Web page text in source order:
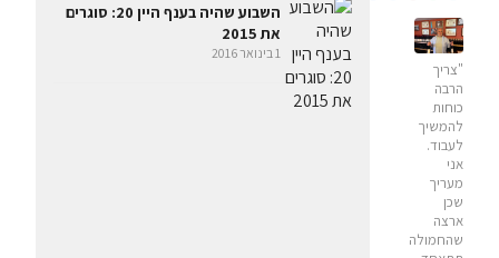
"צריך
הרבה
כוחות
להמשיך
לעבוד.
אני
מעריך
שכן
ארצה
שהחמולה
השבוע שהיה בענף היין 20: סוגרים
את 2015
1 בינואר 2016